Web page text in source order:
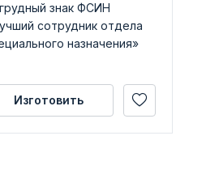
знак ФСИН
сотрудник отдела
назначения»
Изготовить